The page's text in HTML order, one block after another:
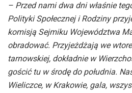
– Przed nami dwa dni właśnie
Polityki Społecznej i Rodziny
komisją Sejmiku Województwa
obradować. Przyjeżdżają we
tarnowskiej, dokładnie w
gościć tu w środę do południa.
Wieliczce, w Krakowie, gala,